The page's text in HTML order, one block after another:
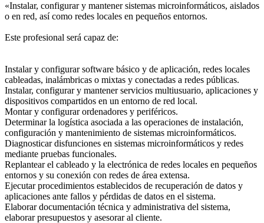
«Instalar, configurar y mantener sistemas microinformáticos, aislados
o en red, así como redes locales en pequeños entornos.
Este profesional será capaz de:
Instalar y configurar software básico y de aplicación, redes locales
cableadas, inalámbricas o mixtas y conectadas a redes públicas.
Instalar, configurar y mantener servicios multiusuario, aplicaciones y
dispositivos compartidos en un entorno de red local.
Montar y configurar ordenadores y periféricos.
Determinar la logística asociada a las operaciones de instalación,
configuración y mantenimiento de sistemas microinformáticos.
Diagnosticar disfunciones en sistemas microinformáticos y redes
mediante pruebas funcionales.
Replantear el cableado y la electrónica de redes locales en pequeños
entornos y su conexión con redes de área extensa.
Ejecutar procedimientos establecidos de recuperación de datos y
aplicaciones ante fallos y pérdidas de datos en el sistema.
Elaborar documentación técnica y administrativa del sistema,
elaborar presupuestos y asesorar al cliente.